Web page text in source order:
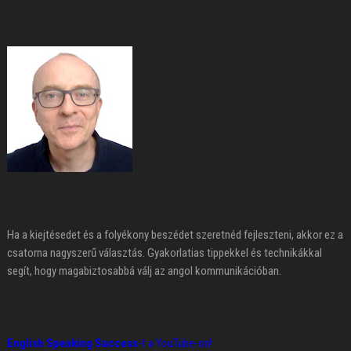
Ha a kiejtésedet és a folyékony beszédet szeretnéd fejleszteni, akkor ez a
csatorna nagyszerű választás. Gyakorlatias tippekkel és technikákkal
segít, hogy magabiztosabbá válj az angol kommunikációban.
English Speaking Success-t a YouTube-on!